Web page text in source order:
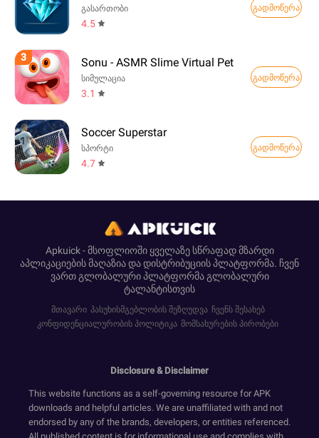
გასართობი
4.5
გადმოწერა
3 Sonu - ASMR Slime Virtual Pet
სიმულაცია
3.1
გადმოწერა
Soccer Superstar
სპორტი
4.7
გადმოწერა
Apkuick - მსოფლიოში ყველაზე სწრაფად მზარდი
აპლიკაციების მაღაზია და დისტრიბუციის პლატფორმა. ჩვენ
ვართ გლობალური პლატფორმა გლობალური
ტალანტისთვის
მთავარი პასუხისმგებლობის შეზღუდვა ჩვენს შესახებ
კონფიდენციალურობის პოლიტიკა მომსახურების პირობები
Disclosure & Disclaimer
This website functions as a self-governing resource for APK
downloads and helpful articles. We are unaffiliated with and not
endorsed by any of the brands, developers, or entities referenced.